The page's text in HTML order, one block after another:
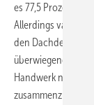
es 77,5 Prozent,
Allerdings variiere
den Dachdeckern
überwiegend oft
Handwerk nur 23